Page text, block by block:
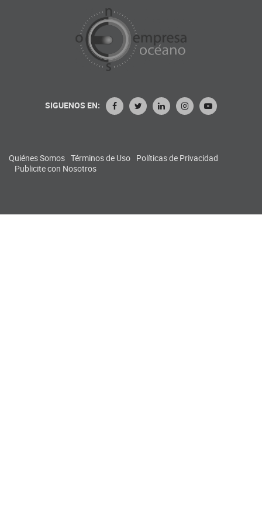
SIGUENOS EN:
Quiénes Somos Términos de Uso Políticas de Privacidad
Publicite con Nosotros